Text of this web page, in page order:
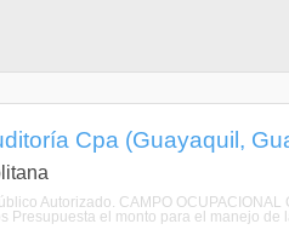
Cpa (Guayaquil,
Autorizado. CAMPO
Presupuesta el monto para el manejo